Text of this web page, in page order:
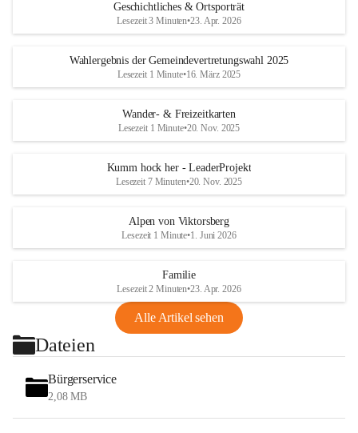
Geschichtliches & Ortsporträt
Lesezeit 3 Minuten•23. Apr. 2026
Wahlergebnis der Gemeindevertretungswahl 2025
Lesezeit 1 Minute•16. März 2025
Wander- & Freizeitkarten
Lesezeit 1 Minute•20. Nov. 2025
Kumm hock her - LeaderProjekt
Lesezeit 7 Minuten•20. Nov. 2025
Alpen von Viktorsberg
Lesezeit 1 Minute•1. Juni 2026
Familie
Lesezeit 2 Minuten•23. Apr. 2026
Alle Artikel sehen
Dateien
Bürgerservice
2,08 MB